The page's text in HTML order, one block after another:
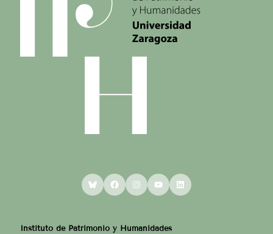
BlueskyFacebookInstagram
YouTubeLinkedIn
Instituto de Patrimonio y Humanidades